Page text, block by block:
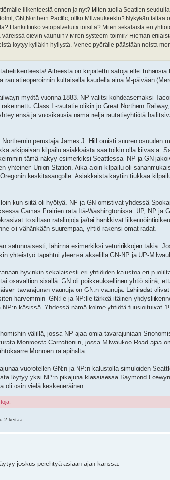
liikenteestä ennen ja nyt? Miten tuolla Seattlen
GN,Northern Pacific, oliko Milwaukeekin? Nykyään taitaa
Hankittiinko vetopalveluita toisilta? Miten sekalaista eri
olevin vaunuin? Miten systeemi toimii? Hieman
löytyy kylläkin hyllystä. Menee pyörälle päästään noista
Aiheesta on kirjoitettu satoja ellei
kultaisella kaudella aina M-päivään
myötä vuonna 1883. NP valitsi kohdeasemaksi
Class I -rautatie olikin jo Great Northern
ja vuosikausia nämä neljä rautatieyhtiötä
perustaja James J. Hill omisti suuren osuuden
arkipäivän kilpailu asiakkaista saattoikin olla kiivasta.
tämä näkyy esimerkiksi Seattlessa: NP ja GN
yhteinen Union Station. Aika ajoin kilpailu oli
keskitasangolle. Asiakkaista käytiin tiukkaa
kun siitä oli hyötyä. NP ja GN omistivat yhdessä
Camas Prairien rata Itä-Washingtonissa. UP, NP ja
toisiltaan ratalinjoja ja/tai hankkivat
oli vähänkään suurempaa, yhtiö rakensi omat radat.
satunnaisesti, lähinnä esimerkiksi veturirikkojen takia.
yhteistyö tapahtui yleensä akselilla GN-NP ja UP-
hyvinkin sekalaisesti eri yhtiöiden kalustoa eri
osavaltion sisällä. GN oli poikkeuksellinen yhtiö siinä,
tavarajunan vaunuja on GN:n vaunuja. Lähiradat
harvemmin. GN:lle ja NP:lle tärkeä itäinen
käsissä. Yhdessä nämä kolme yhtiötä fuusioituivat
välillä, jossa NP ajaa omia tavarajuniaan
Monroesta Carnationiin, jossa Milwaukee Road ajaa
Monroen ratapihalta.
vuorotellen GN:n ja NP:n kalustolla simuloiden
löytyy yksi NP:n pikajuna klassisessa Raymond
oli osin vielä keskeneräinen.
2 kertaa.
joskus perehtyä asiaan ajan kanssa.